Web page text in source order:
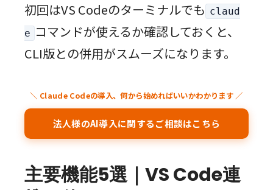
初回はVS Codeのターミナルでも claud
e コマンドが使えるか確認しておくと、
CLI版との併用がスムーズになります。
＼ Claude Codeの導入、何から始めればいいかわかります ／
法人様のAI導入に関するご相談はこちら
主要機能5選｜VS Code連